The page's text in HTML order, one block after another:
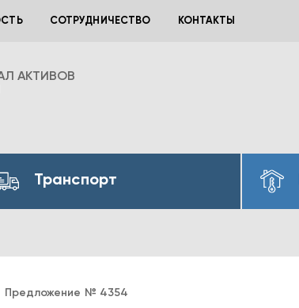
СОТРУДНИЧЕСТВО КОНТАКТЫ
АКТИВОВ
Транспорт
Предложение № 4354